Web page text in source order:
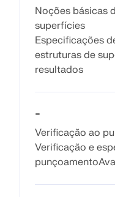
Ferramenta de
O serviço online da
velocidades do
VERIFICAR ZONAS
Noções básicas
superfícies
Especificações
estruturas de
resultados
-
Verificação ao
Verificação e